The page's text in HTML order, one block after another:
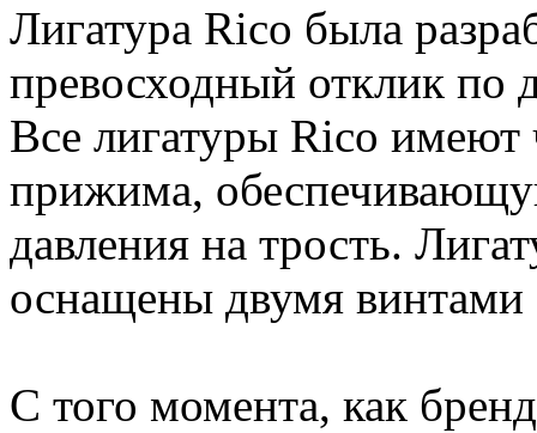
Лигатура Rico была
превосходный отклик по
Все лигатуры Rico имеют
прижима,
давления на трость.
оснащены двумя винтами
С того момента, как